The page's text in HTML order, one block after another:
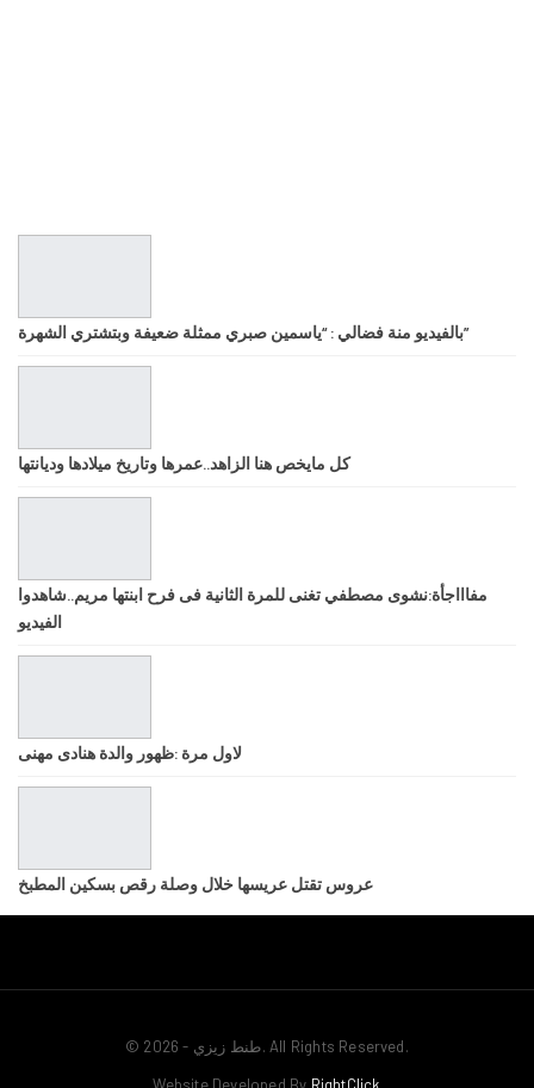
بالفيديو منة فضالي : “ياسمين صبري ممثلة ضعيفة وبتشتري الشهرة”
كل مايخص هنا الزاهد..عمرها وتاريخ ميلادها وديانتها
مفاااجأة:نشوى مصطفي تغنى للمرة الثانية فى فرح ابنتها مريم..شاهدوا
الفيديو
لاول مرة :ظهور والدة هنادى مهنى
عروس تقتل عريسها خلال وصلة رقص بسكين المطبخ
© 2026 - طنط زيزي. All Rights Reserved.